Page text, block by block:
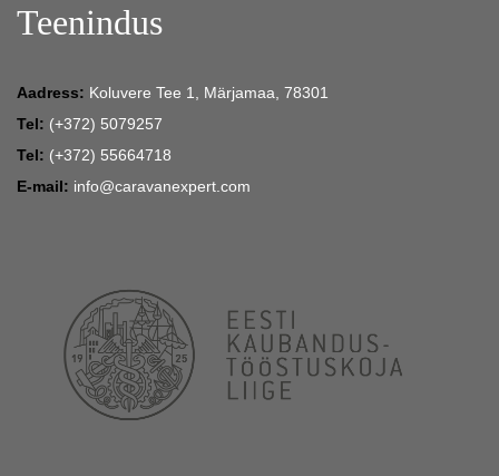
Teenindus
Aadress: Koluvere Tee 1, Märjamaa, 78301
Tel: (+372) 5079257
Tel: (+372) 55664718
E-mail: info@caravanexpert.com